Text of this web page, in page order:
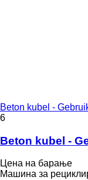
Beton kubel -
6
Beton kubel -
Цена на барање
Машина за